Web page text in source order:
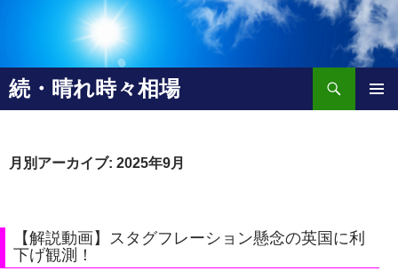
続・晴れ時々相場
検
索
コ
ン
月別アーカイブ: 2025年9月
【解説動画】スタグフレーション懸念の英国に利
下げ観測！